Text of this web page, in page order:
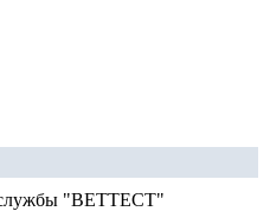
службы "ВЕТТЕСТ"